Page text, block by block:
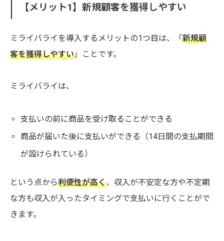
【メリット1】新規顧客を獲得しやすい
ミライバライを導入するメリットの1つ目は、「新規顧
客を獲得しやすい 」ことです。
ミライバライは、
支払いの前に商品を受け取ることができる
商品が届いた後に支払いができる（14日間の支払期間
が設けられている）
という点から利便性が高く、収入が不安定な方や不定期
な方も収入が入ったタイミングで支払いに行くことがで
きます。